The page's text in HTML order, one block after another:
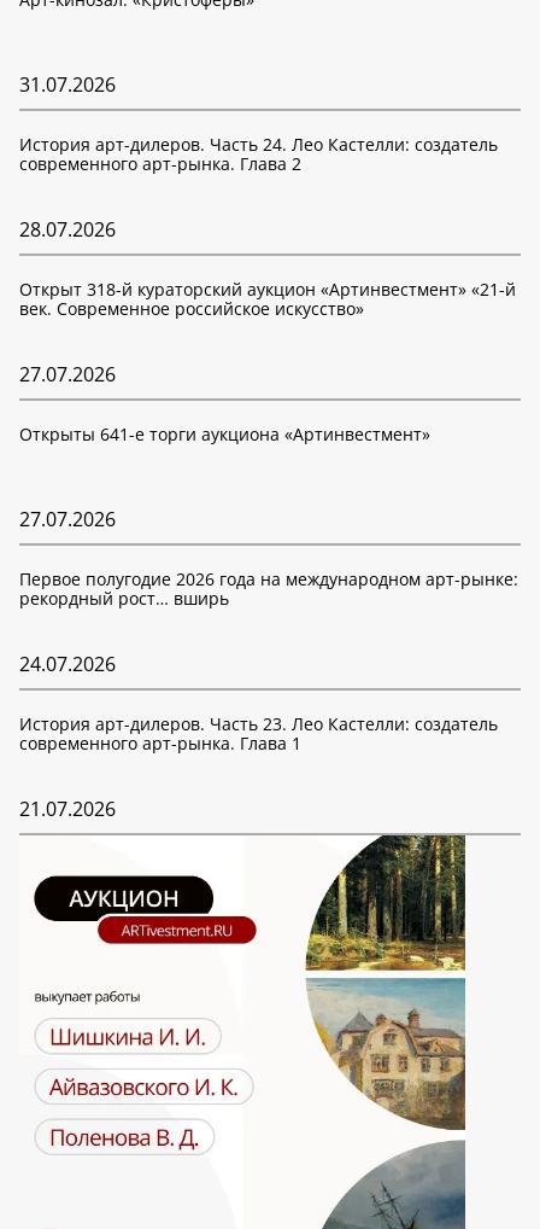
31.07.2026
История арт-дилеров. Часть 24. Лео Кастелли: создатель
современного арт-рынка. Глава 2
28.07.2026
Открыт 318-й кураторский аукцион «Артинвестмент» «21-й
век. Современное российское искусство»
27.07.2026
Открыты 641-е торги аукциона «Артинвестмент»
27.07.2026
Первое полугодие 2026 года на международном арт-рынке:
рекордный рост… вширь
24.07.2026
История арт-дилеров. Часть 23. Лео Кастелли: создатель
современного арт-рынка. Глава 1
21.07.2026